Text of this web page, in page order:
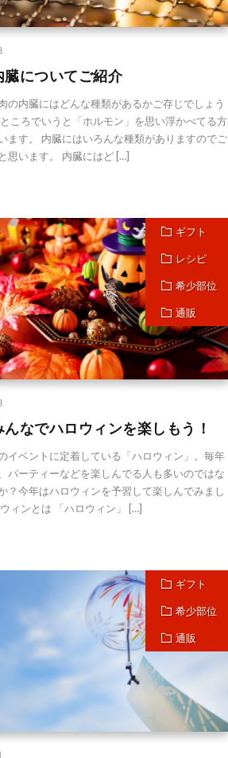
臓についてご紹介
の内臓にはどんな種類があるかご存じでしょう
ころでいうと「ホルモン」を思い浮かべてる方
ます。 内臓にはいろんな種類がありますのでご
思います。 内臓にはど […]
ギフト
レシピ
希少部位
通販
なでハロウィンを楽しもう！
イベントに定着している「ハロウィン」。毎年
パーティーなどを楽しんでる人も多いのではな
？今年はハロウィンを予習して楽しんでみまし
ィンとは 「ハロウィン」 […]
ギフト
希少部位
通販